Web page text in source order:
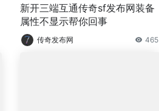
新开三端互通传奇sf发布网装备
属性不显示帮你回事
传奇发布网 465